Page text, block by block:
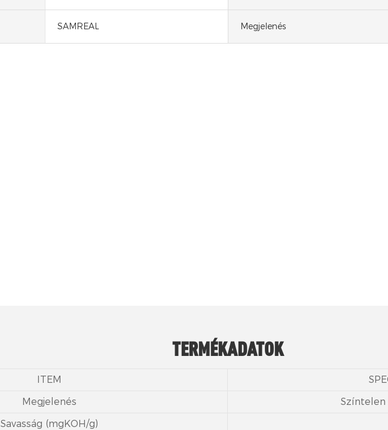
SAMREAL Megjelenés
TERMÉKADATOK
ITEM
Megjelenés
Savasság (mgKOH/g)